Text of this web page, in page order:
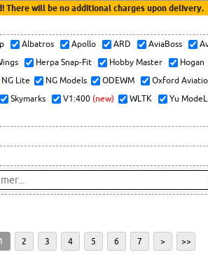
There will be no additional charges upon delivery.
Albatros Apollo ARD AviaBoss
Herpa Snap-Fit Hobby Master Hogan
NG Lite NG Models ODEWM Oxford
Skymarks V1:400 (new) WLTK Yu ModeL
1 2 3 4 5 6 7 > >>